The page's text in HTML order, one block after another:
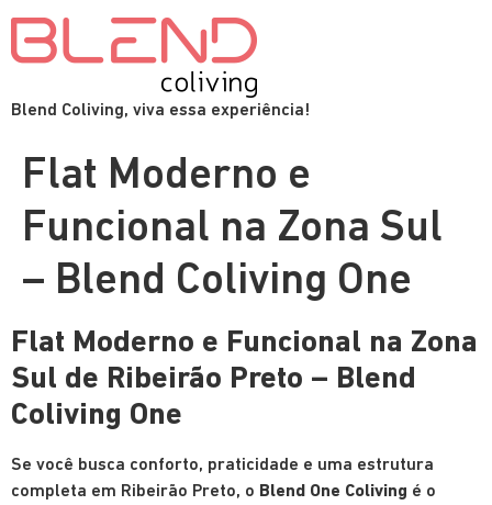
Blend Coliving, viva essa experiência!
Flat Moderno e
Funcional na Zona Sul
– Blend Coliving One
Flat Moderno e Funcional na Zona
Sul de Ribeirão Preto – Blend
Coliving One
Se você busca conforto, praticidade e uma estrutura
completa em Ribeirão Preto, o Blend One Coliving é o